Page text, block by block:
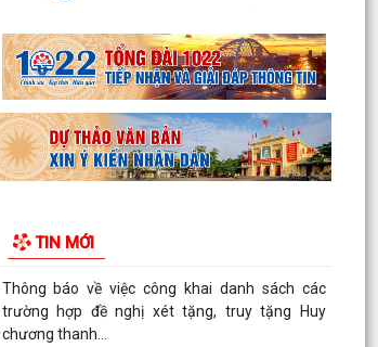
TIN MỚI
hồi đất để thực hiện Dự án đầu tư xây dựng
tuyến...
án đầu tư xây dựng tuyến đường từ khu đô thị
Bắc sông...
bàn...
Thông báo về việc công khai danh sách các
trường hợp đề nghị xét tặng, truy tặng Huy
chương thanh...